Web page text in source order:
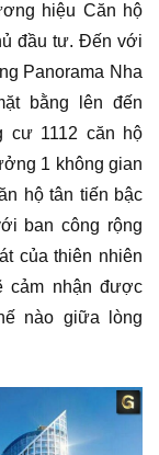
hiệu Căn hộ
đầu tư. Đến với
Panorama Nha
bằng lên đến
cư 1112 căn hộ
1 không gian
hộ tân tiến bậc
ban công rộng
của thiên nhiên
cảm nhận được
nào giữa lòng